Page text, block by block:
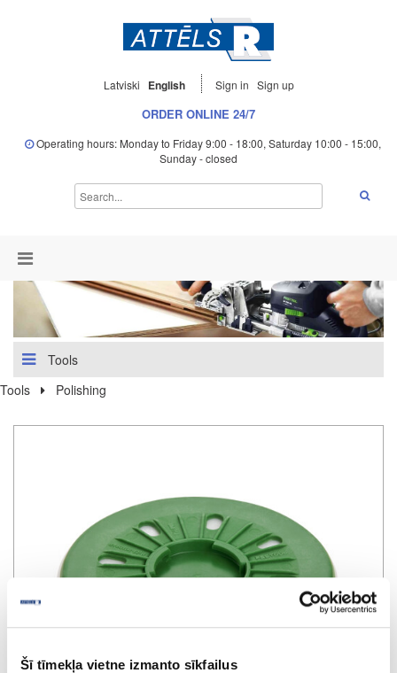
Šī tīmekļa vietne izmanto sīkfailus
Latviski English Sign in Sign up
ORDER ONLINE 24/7
Operating hours: Monday to Friday 9:00 - 18:00, Saturday 10:00 - 15:00,
Sunday - closed
Tools
Tools
Polishing